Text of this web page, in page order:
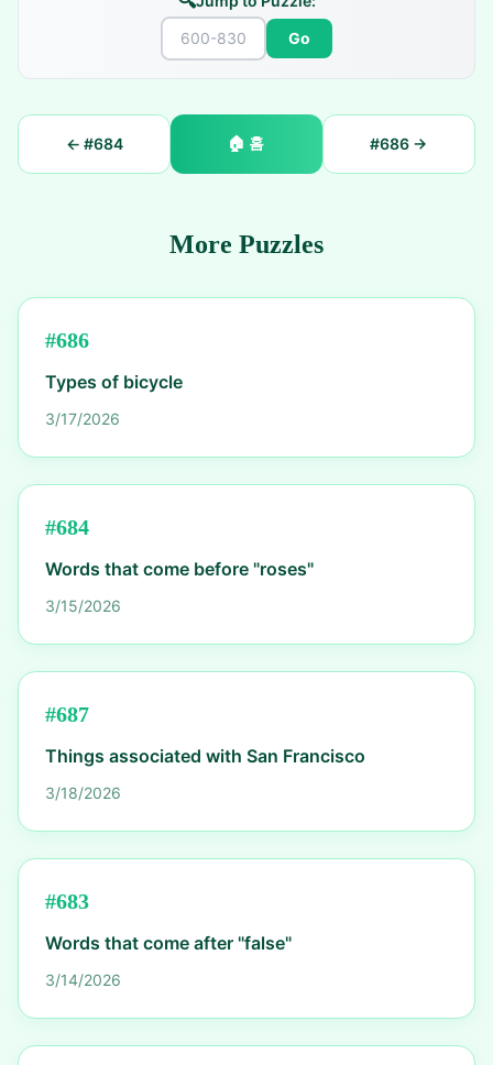
Go
← #684 🏠 홈 #686 →
More Puzzles
#686
Types of bicycle
3/17/2026
#684
Words that come before "roses"
3/15/2026
#687
Things associated with San Francisco
3/18/2026
#683
Words that come after "false"
3/14/2026